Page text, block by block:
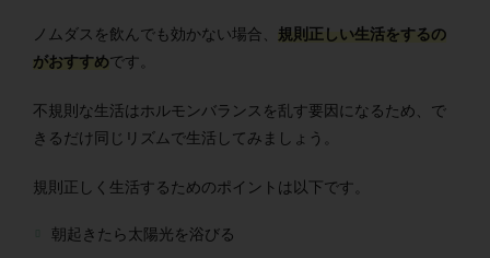
ノムダスを飲んでも効かない場合、 規則正しい生活をするの
がおすすめです。
不規則な生活はホルモンバランスを乱す要因になるため、で
きるだけ同じリズムで生活してみましょう。
規則正しく生活するためのポイントは以下です。
朝起きたら太陽光を浴びる